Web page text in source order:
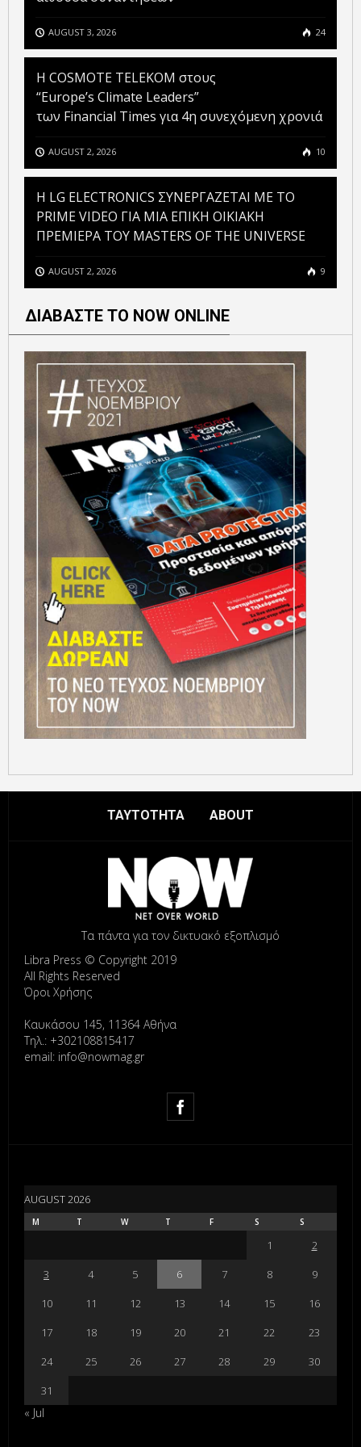
AUGUST 3, 2026 24
Η COSMOTE TELEKOM στους
“Europe’s Climate Leaders”
των Financial Times για 4η συνεχόμενη χρονιά
AUGUST 2, 2026 10
H LG ELECTRONICS ΣΥΝΕΡΓΑΖΕΤΑΙ ΜΕ ΤΟ
PRIME VIDEO ΓΙΑ ΜΙΑ ΕΠΙΚΗ ΟΙΚΙΑΚΗ
ΠΡΕΜΙΕΡΑ ΤΟΥ MASTERS OF THE UNIVERSE
AUGUST 2, 2026 9
ΔΙΑΒΑΣΤΕ ΤΟ NOW ONLINE
ΤΑΥΤΟΤΗΤΑ ABOUT
Τα πάντα για τον δικτυακό εξοπλισμό
Libra Press © Copyright 2019
All Rights Reserved
Όροι Χρήσης
Καυκάσου 145, 11364 Αθήνα
Τηλ.: +302108815417
email: info@nowmag.gr
AUGUST 2026
M T W T F S S
1
2
3
4 5 6 7 8
9
10
11 12 13 14 15
16
17
18 19 20 21 22
23
24
25 26 27 28 29
30
31
« Jul